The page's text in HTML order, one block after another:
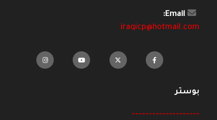
Email:
iraqicp@hotmail.com
بوستر
--------------------